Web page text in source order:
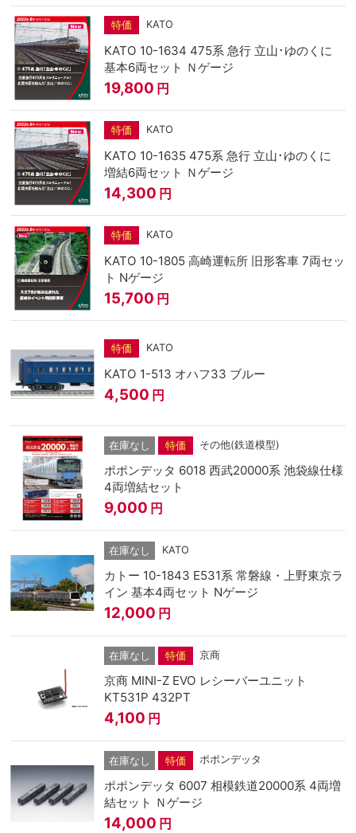
特価 KATO
KATO 10-1634 475系 急行 立山･ゆのくに
基本6両セット Ｎゲージ
19,800 円
特価 KATO
KATO 10-1635 475系 急行 立山･ゆのくに
増結6両セット Ｎゲージ
14,300 円
特価 KATO
KATO 10-1805 高崎運転所 旧形客車 7両セッ
ト Nゲージ
15,700 円
特価 KATO
KATO 1-513 オハフ33 ブルー
4,500 円
在庫なし 特価 その他(鉄道模型)
ポポンデッタ 6018 西武20000系 池袋線仕様
4両増結セット
9,000 円
在庫なし KATO
カトー 10-1843 E531系 常磐線・上野東京ラ
イン 基本4両セット Nゲージ
12,000 円
在庫なし 特価 京商
京商 MINI-Z EVO レシーバーユニット
KT531P 432PT
4,100 円
在庫なし 特価 ポポンデッタ
ポポンデッタ 6007 相模鉄道20000系 4両増
結セット Ｎゲージ
14,000 円